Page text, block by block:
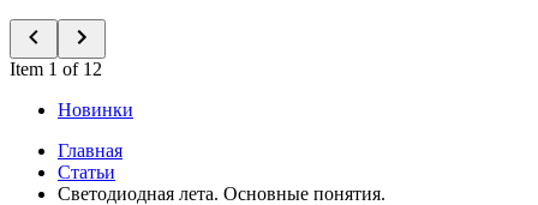
Item 1 of 12
Новинки
Главная
Статьи
Светодиодная лета. Основные понятия.